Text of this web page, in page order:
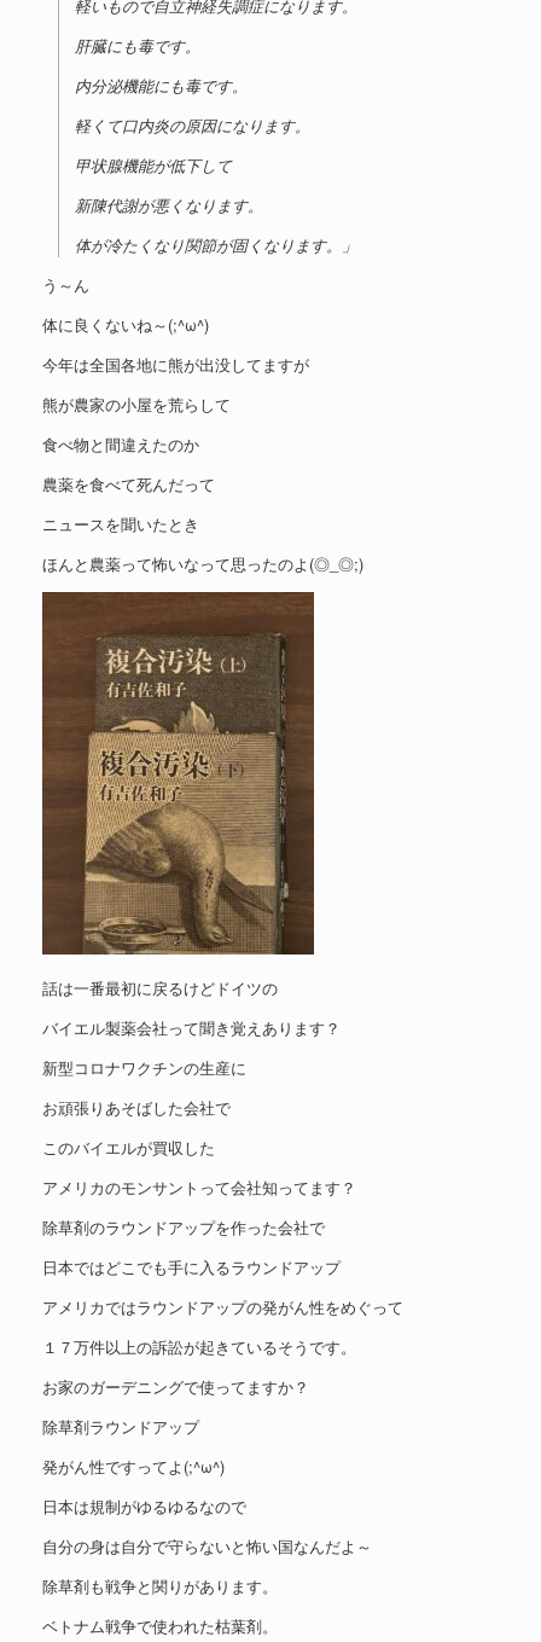
軽いもので自立神経失調症になります。
肝臓にも毒です。
内分泌機能にも毒です。
軽くて口内炎の原因になります。
甲状腺機能が低下して
新陳代謝が悪くなります。
体が冷たくなり関節が固くなります。」
う～ん
体に良くないね～(;^ω^)
今年は全国各地に熊が出没してますが
熊が農家の小屋を荒らして
食べ物と間違えたのか
農薬を食べて死んだって
ニュースを聞いたとき
ほんと農薬って怖いなって思ったのよ(◎_◎;)
話は一番最初に戻るけどドイツの
バイエル製薬会社って聞き覚えあります？
新型コロナワクチンの生産に
お頑張りあそばした会社で
このバイエルが買収した
アメリカのモンサントって会社知ってます？
除草剤のラウンドアップを作った会社で
日本ではどこでも手に入るラウンドアップ
アメリカではラウンドアップの発がん性をめぐって
１７万件以上の訴訟が起きているそうです。
お家のガーデニングで使ってますか？
除草剤ラウンドアップ
発がん性ですってよ(;^ω^)
日本は規制がゆるゆるなので
自分の身は自分で守らないと怖い国なんだよ～
除草剤も戦争と関りがあります。
ベトナム戦争で使われた枯葉剤。